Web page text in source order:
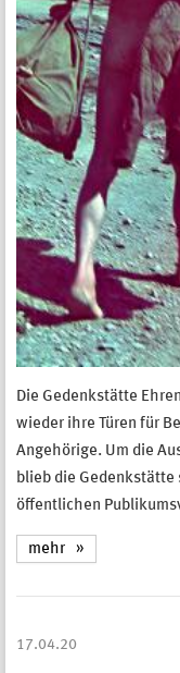
Die Gedenkstätte
wieder ihre Türen für
Angehörige. Um die
blieb die Gedenkstätte
öffentlichen
mehr
17.04.20